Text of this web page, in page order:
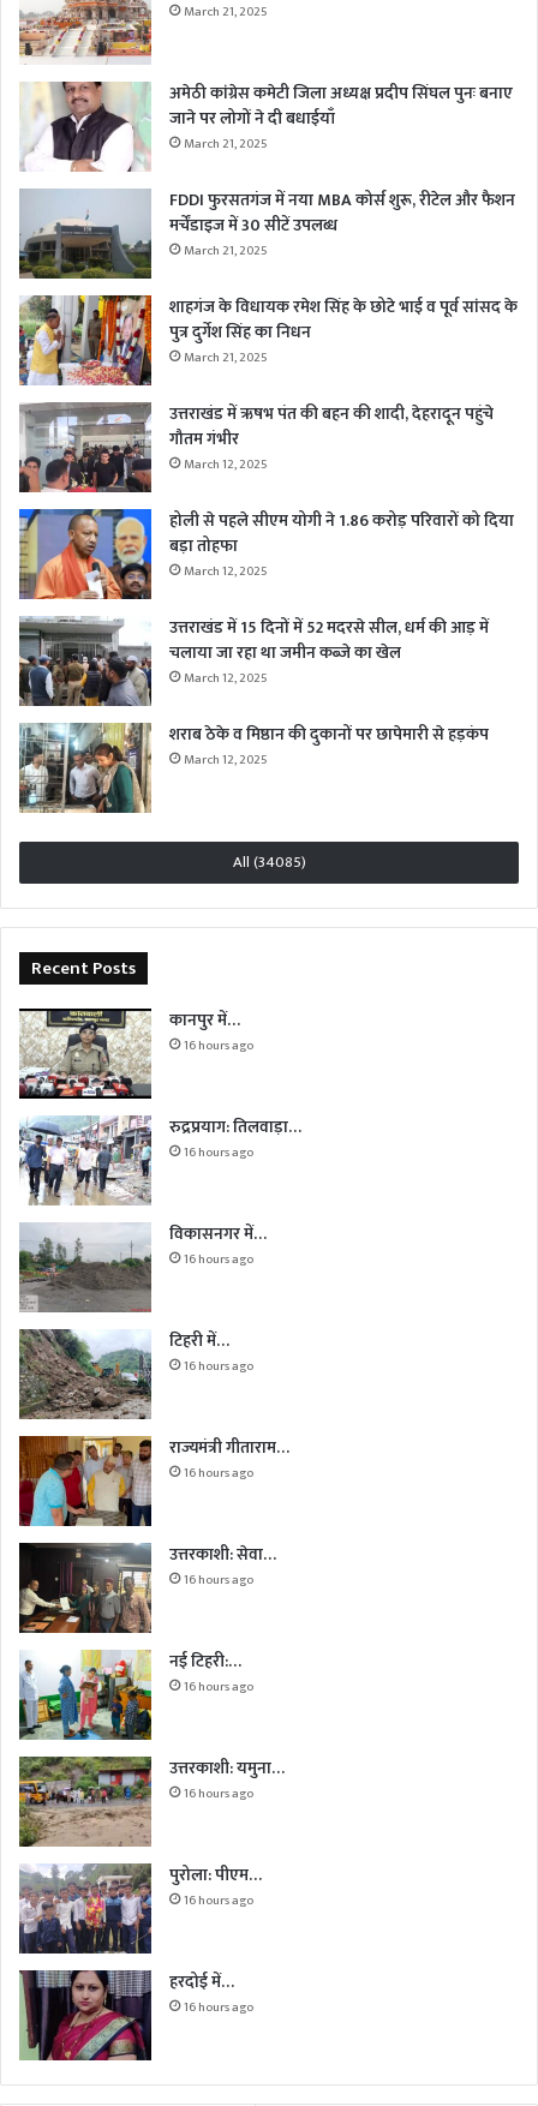
March 21, 2025
अमेठी कांग्रेस कमेटी जिला अध्यक्ष प्रदीप सिंघल पुनः बनाए
जाने पर लोगों ने दी बधाईयाँ
March 21, 2025
FDDI फुरसतगंज में नया MBA कोर्स शुरू, रीटेल और फैशन
मर्चेंडाइज में 30 सीटें उपलब्ध
March 21, 2025
शाहगंज के विधायक रमेश सिंह के छोटे भाई व पूर्व सांसद के
पुत्र दुर्गेश सिंह का निधन
March 21, 2025
उत्तराखंड में ऋषभ पंत की बहन की शादी, देहरादून पहुंचे
गौतम गंभीर
March 12, 2025
होली से पहले सीएम योगी ने 1.86 करोड़ परिवारों को दिया
बड़ा तोहफा
March 12, 2025
उत्तराखंड में 15 दिनों में 52 मदरसे सील, धर्म की आड़ में
चलाया जा रहा था जमीन कब्जे का खेल
March 12, 2025
शराब ठेके व मिष्ठान की दुकानों पर छापेमारी से हड़कंप
March 12, 2025
All (34085)
Recent Posts
कानपुर में…
16 hours ago
रुद्रप्रयाग: तिलवाड़ा…
16 hours ago
विकासनगर में…
16 hours ago
टिहरी में…
16 hours ago
राज्यमंत्री गीताराम…
16 hours ago
उत्तरकाशी: सेवा…
16 hours ago
नई टिहरी:…
16 hours ago
उत्तरकाशी: यमुना…
16 hours ago
पुरोला: पीएम…
16 hours ago
हरदोई में…
16 hours ago